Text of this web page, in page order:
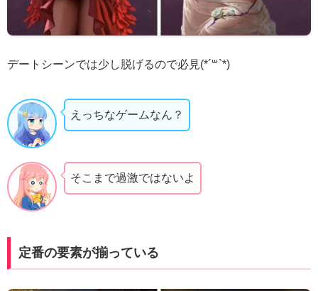
デートシーンでは少し脱げるので必見(*´꒳`*)
えっちなゲームなん？
そこまで過激ではないよ
定番の要素が揃っている